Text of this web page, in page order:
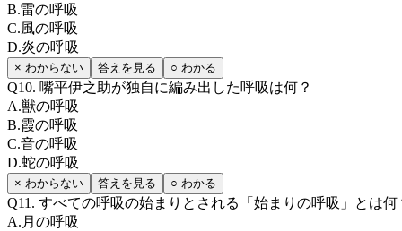
B.雷の呼吸
C.風の呼吸
D.炎の呼吸
× わからない 答えを見る ○ わかる
Q10. 嘴平伊之助が独自に編み出した呼吸は何？
A.獣の呼吸
B.霞の呼吸
C.音の呼吸
D.蛇の呼吸
× わからない 答えを見る ○ わかる
Q11 . すべての呼吸の始まりとされる「始まりの呼吸」とは何
A. 月の呼吸